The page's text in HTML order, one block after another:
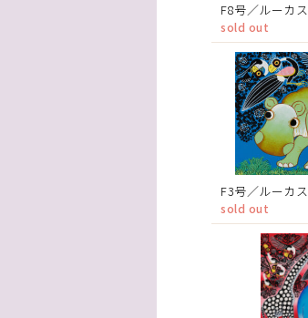
F8号／ルーカス
sold out
F3号／ルーカス
sold out